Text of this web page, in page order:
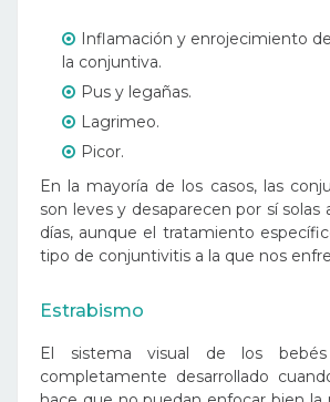
Inflamación y enrojecimiento
la conjuntiva.
Pus y legañas.
Lagrimeo.
Picor.
En la mayoría de los casos, las
son leves y desaparecen por sí solas
días, aunque el tratamiento
tipo de conjuntivitis a la que nos
Estrabismo
El sistema visual de los
completamente desarrollado